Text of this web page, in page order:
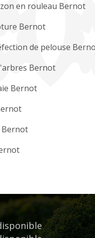
en rouleau Bernot
Bernot
de pelouse
Bernot
Bernot
Bernot